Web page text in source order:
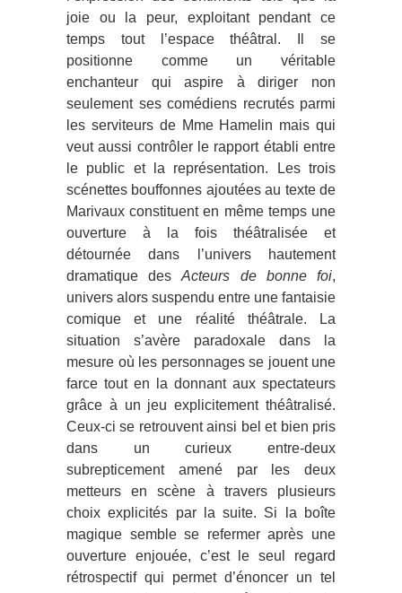
joie ou la peur, exploitant pendant ce
temps tout l’espace théâtral. Il se
positionne comme un véritable
enchanteur qui aspire à diriger non
seulement ses comédiens recrutés parmi
les serviteurs de Mme Hamelin mais qui
veut aussi contrôler le rapport établi entre
le public et la représentation. Les trois
scénettes bouffonnes ajoutées au texte de
Marivaux constituent en même temps une
ouverture à la fois théâtralisée et
détournée dans l’univers hautement
dramatique desActeurs de bonne foi,
univers alors suspendu entre une fantaisie
comique et une réalité théâtrale. La
situation s’avère paradoxale dans la
mesure où les personnages se jouent une
farce tout en la donnant aux spectateurs
grâce à un jeu explicitement théâtralisé.
Ceux-ci se retrouvent ainsi bel et bien pris
dans un curieux entre-deux
subrepticement amené par les deux
metteurs en scène à travers plusieurs
choix explicités par la suite. Si la boîte
magique semble se refermer après une
ouverture enjouée, c’est le seul regard
rétrospectif qui permet d’énoncer un tel